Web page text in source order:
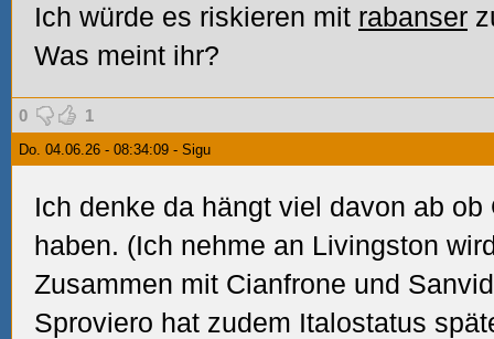
Ich würde es riskieren mit rabanser
Was meint ihr?
0 1
Do. 04.06.26 - 08:34:09 - Sigu
Ich denke da hängt viel davon ab
haben. (Ich nehme an Livingston
Zusammen mit Cianfrone und
Sproviero hat zudem Italostatus